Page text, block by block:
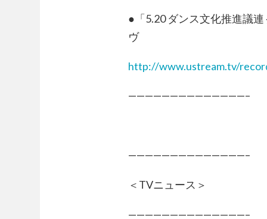
●「5.20 ダンス文化推進議
ヴ
http://www.ustream.tv/
——————————————–
——————————————–
＜TVニュース＞
——————————————–